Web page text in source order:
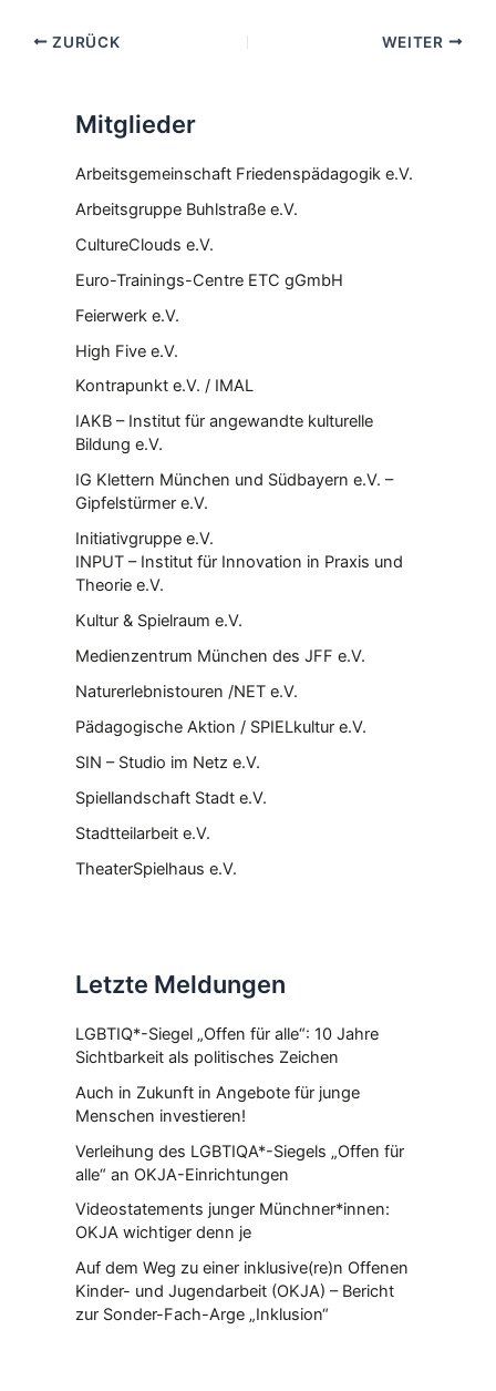
ZURÜCK WEITER
Mitglieder
Arbeitsgemeinschaft Friedenspädagogik e.V.
Arbeitsgruppe Buhlstraße e.V.
CultureClouds e.V.
Euro-Trainings-Centre ETC gGmbH
Feierwerk e.V.
High Five e.V.
Kontrapunkt e.V. / IMAL
IAKB – Institut für angewandte kulturelle
Bildung e.V.
IG Klettern München und Südbayern e.V. –
Gipfelstürmer e.V.
Initiativgruppe e.V.
INPUT – Institut für Innovation in Praxis und
Theorie e.V.
Kultur & Spielraum e.V.
Medienzentrum München des JFF e.V.
Naturerlebnistouren /NET e.V.
Pädagogische Aktion / SPIELkultur e.V.
SIN – Studio im Netz e.V.
Spiellandschaft Stadt e.V.
Stadtteilarbeit e.V.
TheaterSpielhaus e.V.
Letzte Meldungen
LGBTIQ*-Siegel „Offen für alle“: 10 Jahre
Sichtbarkeit als politisches Zeichen
Auch in Zukunft in Angebote für junge
Menschen investieren!
Verleihung des LGBTIQA*-Siegels „Offen für
alle“ an OKJA-Einrichtungen
Videostatements junger Münchner*innen:
OKJA wichtiger denn je
Auf dem Weg zu einer inklusive(re)n Offenen
Kinder- und Jugendarbeit (OKJA) – Bericht
zur Sonder-Fach-Arge „Inklusion“